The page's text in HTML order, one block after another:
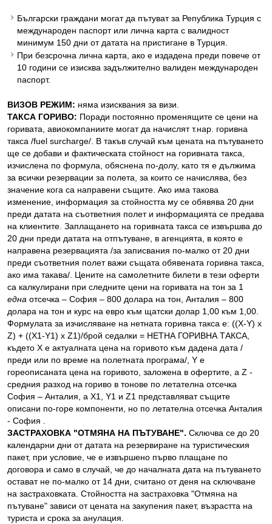
Български граждани могат да пътуват за Република Турция с
международен паспорт или лична карта с валидност
минимум 150 дни от датата на пристигане в Турция.
При безсрочна лична карта, ако е издадена преди повече от
10 години се изисква задължително валиден международен
паспорт.
ВИЗОВ РЕЖИМ: няма изисквания за визи.
ТАКСА ГОРИВО: Поради постоянно променящите се цени на
горивата, авиокомпаниите могат да начислят т.нар. горивна
такса /fuel surcharge/. В такъв случай към цената на пътуването
ще се добави и фактическата стойност на горивната такса,
изчислена по формула, обяснена по-долу, като тя е дължима
за всички резервации за полета, за които се начислява, без
значение кога са направени същите. Ако има такова
изменение, информация за стойността му се обявява 20 дни
преди датата на съответния полет и информацията се предава
на клиентите. Заплащането на горивната такса се извършва до
20 дни преди датата на отпътуване, в агенцията, в която е
направена резервацията /за записвания по-малко от 20 дни
преди съответния полет важи същата обявената горивна такса,
ако има такава/. Цените на самолетните билети в тези оферти
са калкулирани при следните цени на горивата на тон за 1
една отсечка – София – 800 долара на тон, Анталия – 800
долара на тон и курс на евро към щатски долар 1,00 към 1,00.
Формулата за изчисляване на нетната горивна такса е: ((X-Y) x
Z) + ((X1-Y1) x Z1)/брой седалки = НЕТНА ГОРИВНА ТАКСА,
където X е актуалната цена на горивото към дадена дата /
преди или по време на полетната програма/, Y е
гореописаната цена на горивото, заложена в офертите, а Z -
средния разход на гориво в тонове по летателна отсечка
София – Анталия, а X1, Y1 и Z1 представляват същите
описани по-горе компоненти, но по летателна отсечка Анталия
- София .
ЗАСТРАХОВКА "ОТМЯНА НА ПЪТУВАНЕ". Сключва се до 20
календарни дни от датата на резервиране на туристическия
пакет, при условие, че е извършено първо плащане по
договора и само в случай, че до началната дата на пътуването
остават не по-малко от 14 дни, считано от деня на сключване
на застраховката. Стойността на застраховка "Отмяна на
пътуване" зависи от цената на закупения пакет, възрастта на
туриста и срока за анулация.